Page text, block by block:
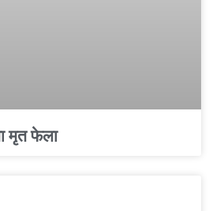
मृत फेला